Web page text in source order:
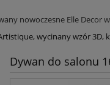
nowoczesne Elle Decor
wycinany wzór
Dywan do salonu